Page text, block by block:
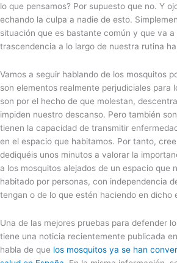
lo que pensamos? Por supuesto que no. Y
echando la culpa a nadie de esto.
situación que es bastante común y que va
trascendencia a lo largo de nuestra rutina
Vamos a seguir hablando de los mosquitos
son elementos realmente perjudiciales para
son por el hecho de que molestan,
impiden nuestro descanso. Pero también
tienen la capacidad de transmitir
en el espacio que habitamos. Por tanto,
dediquéis unos minutos a valorar la
a los mosquitos alejados de un espacio que
habitado por personas, con independencia
tengan o de lo que estén haciendo en dicho
Una de las mejores pruebas para defender
tiene una noticia recientemente publicada
habla de que los mosquitos ya se han